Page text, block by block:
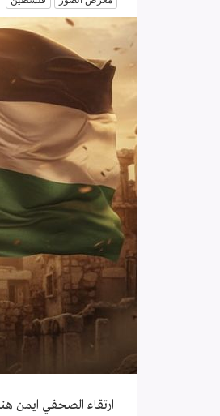
ارتقاء الصحفي ايمن